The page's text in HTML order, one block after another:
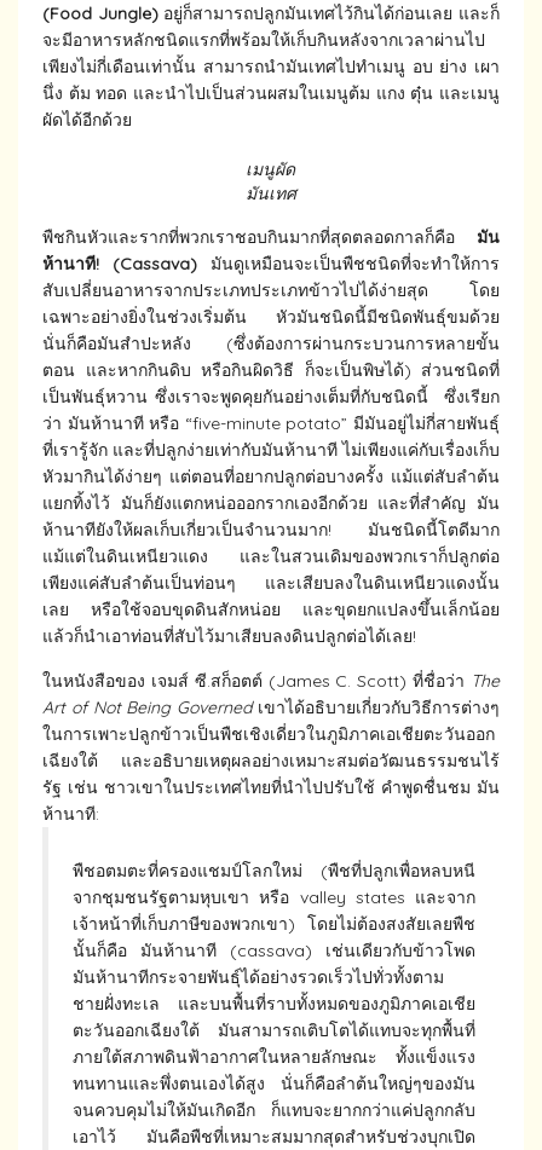
(Food Jungle)อยู่ก็สามารถปลูกมันเทศไว้กินได้ก่อนเลย และก็
จะมีอาหารหลักชนิดแรกที่พร้อมให้เก็บกินหลังจากเวลาผ่านไป
เพียงไม่กี่เดือนเท่านั้น สามารถนำมันเทศไปทำเมนู อบ ย่าง เผา
นึ่ง ต้ม ทอด และนำไปเป็นส่วนผสมในเมนูต้ม แกง ตุ๋น และเมนู
ผัดได้อีกด้วย
เมนูผัด
มันเทศ
พืชกินหัวและรากที่พวกเราชอบกินมากที่สุดตลอดกาลก็คือ มัน
ห้านาที! (Cassava) มันดูเหมือนจะเป็นพืชชนิดที่จะทำให้การ
สับเปลี่ยนอาหารจากประเภทประเภทข้าวไปได้ง่ายสุด โดย
เฉพาะอย่างยิ่งในช่วงเริ่มต้น หัวมันชนิดนี้มีชนิดพันธุ์ขมด้วย
นั่นก็คือมันสำปะหลัง (ซึ่งต้องการผ่านกระบวนการหลายขั้น
ตอน และหากกินดิบ หรือกินผิดวิธี ก็จะเป็นพิษได้) ส่วนชนิดที่
เป็นพันธุ์หวาน ซึ่งเราจะพูดคุยกันอย่างเต็มที่กับชนิดนี้ ซึ่งเรียก
ว่า มันห้านาที หรือ “five-minute potato” มีมันอยู่ไม่กี่สายพันธุ์
ที่เรารู้จัก และที่ปลูกง่ายเท่ากับมันห้านาที ไม่เพียงแค่กับเรื่องเก็บ
หัวมากินได้ง่ายๆ แต่ตอนที่อยากปลูกต่อบางครั้ง แม้แต่สับลำต้น
แยกทิ้งไว้ มันก็ยังแตกหน่อออกรากเองอีกด้วย และที่สำคัญ มัน
ห้านาทียังให้ผลเก็บเกี่ยวเป็นจำนวนมาก! มันชนิดนี้โตดีมาก
แม้แต่ในดินเหนียวแดง และในสวนเดิมของพวกเราก็ปลูกต่อ
เพียงแค่สับลำต้นเป็นท่อนๆ และเสียบลงในดินเหนียวแดงนั้น
เลย หรือใช้จอบขุดดินสักหน่อย และขุดยกแปลงขึ้นเล็กน้อย
แล้วก็นำเอาท่อนที่สับไว้มาเสียบลงดินปลูกต่อได้เลย!
ในหนังสือของ เจมส์ ซี.สก็อตต์ (James C. Scott) ที่ชื่อว่า The
Art of Not Being Governedเขาได้อธิบายเกี่ยวกับวิธีการต่างๆ
ในการเพาะปลูกข้าวเป็นพืชเชิงเดี่ยวในภูมิภาคเอเชียตะวันออก
เฉียงใต้ และอธิบายเหตุผลอย่างเหมาะสมต่อวัฒนธรรมชนไร้
รัฐ เช่น ชาวเขาในประเทศไทยที่นำไปปรับใช้ คำพูดชื่นชม มัน
ห้านาที:
พืชอตมตะที่ครองแชมป์โลกใหม่ (พืชที่ปลูกเพื่อหลบหนี
จากชุมชนรัฐตามหุบเขา หรือ valley states และจาก
เจ้าหน้าที่เก็บภาษีของพวกเขา) โดยไม่ต้องสงสัยเลยพืช
นั้นก็คือ มันห้านาที (cassava) เช่นเดียวกับข้าวโพด
มันห้านาทีกระจายพันธุ์ได้อย่างรวดเร็วไปทั่วทั้งตาม
ชายฝั่งทะเล และบนพื้นที่ราบทั้งหมดของภูมิภาคเอเชีย
ตะวันออกเฉียงใต้ มันสามารถเติบโตได้แทบจะทุกพื้นที่
ภายใต้สภาพดินฟ้าอากาศในหลายลักษณะ ทั้งแข็งแรง
ทนทานและพึ่งตนเองได้สูง นั่นก็คือลำต้นใหญ่ๆของมัน
จนควบคุมไม่ให้มันเกิดอีก ก็แทบจะยากกว่าแค่ปลูกกลับ
เอาไว้ มันคือพืชที่เหมาะสมมากสุดสำหรับช่วงบุกเปิด